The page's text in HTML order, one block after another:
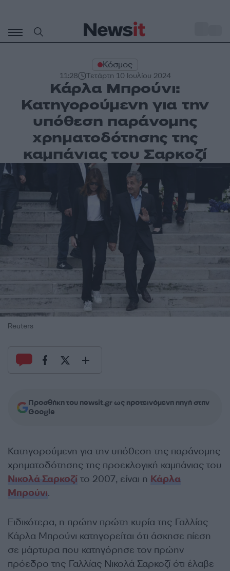
περιεχόμενο
Κόσμος
11:28 Τετάρτη 10 Ιουλίου 2024
Κάρλα Μπρούνι:
Κατηγορούμενη για την
υπόθεση παράνομης
χρηματοδότησης της
καμπάνιας του Σαρκοζί
Reuters
Προσθήκη του newsit.gr ως προτεινόμενη πηγή στην
Google
Κατηγορούμενη για την υπόθεση της παράνομης
χρηματοδότησης της προεκλογική καμπάνιας του
Νικολά Σαρκοζί το 2007, είναι η Κάρλα
Μπρούνι.
Ειδικότερα, η πρώην πρώτη κυρία της Γαλλίας
Κάρλα Μπρούνι κατηγορείται ότι άσκησε πίεση
σε μάρτυρα που κατηγόρησε τον πρώην
πρόεδρο της Γαλλίας Νικολά Σαρκοζί ότι έλαβε